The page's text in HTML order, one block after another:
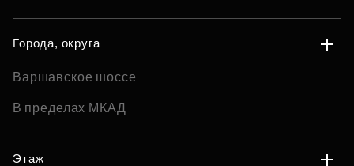
Города, округа
Варшавское шоссе
В пределах МКАД
Этаж